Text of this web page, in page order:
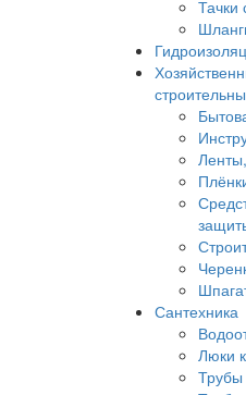
Тачки
Сантехника
Люки
Трубы